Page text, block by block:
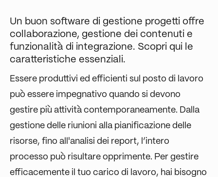
Un buon software di gestione progetti offre
collaborazione, gestione dei contenuti e
funzionalità di integrazione. Scopri qui le
caratteristiche essenziali.
Essere produttivi ed efficienti sul posto di lavoro
può essere impegnativo quando si devono
gestire più attività contemporaneamente. Dalla
gestione delle riunioni alla pianificazione delle
risorse, fino all'analisi dei report, l’intero
processo può risultare opprimente. Per gestire
efficacemente il tuo carico di lavoro, hai bisogno